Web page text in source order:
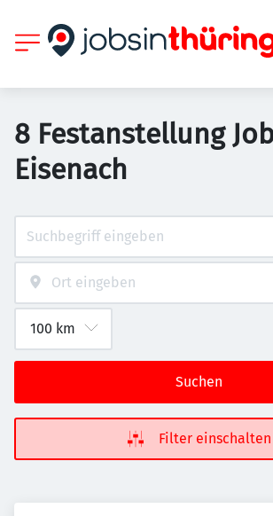
8 Festanstellung
Eisenach
Suchen
Filter einschalten